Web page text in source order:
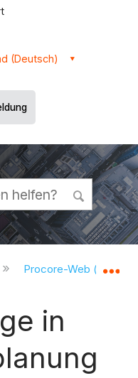
(Deutsch)
auf- und
Procore-Web
in